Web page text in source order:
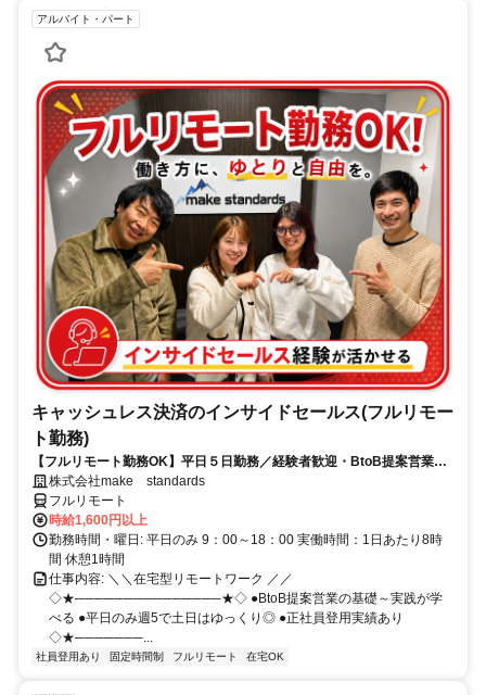
アルバイト・パート
キャッシュレス決済のインサイドセールス(フルリモー
ト勤務)
【フルリモート勤務OK】平日５日勤務／経験者歓迎・BtoB提案営業で
スキルアップ
株式会社make standards
フルリモート
時給1,600円以上
勤務時間・曜日: 平日のみ 9：00～18：00 実働時間：1日あたり8時
間 休憩1時間
仕事内容: ＼＼在宅型リモートワーク ／／
◇★───────────────★◇ ●BtoB提案営業の基礎～実践が学
べる ●平日のみ週5で土日はゆっくり◎ ●正社員登用実績あり
◇★───────...
社員登用あり 固定時間制 フルリモート 在宅OK